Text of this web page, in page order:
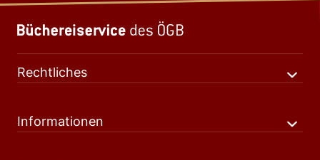
Rechtliches
Informationen